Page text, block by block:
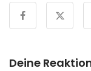
Deine